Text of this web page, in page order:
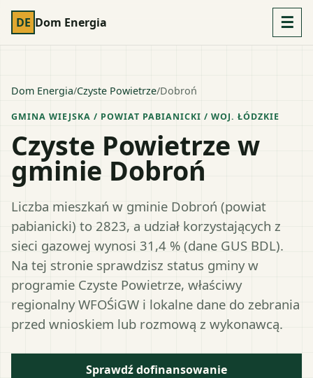
DE Dom Energia ☰
Dom Energia/Czyste Powietrze/Dobroń
GMINA WIEJSKA / POWIAT PABIANICKI / WOJ. ŁÓDZKIE
Czyste Powietrze w
gminie Dobroń
Liczba mieszkań w gminie Dobroń (powiat
pabianicki) to 2823, a udział korzystających z
sieci gazowej wynosi 31,4 % (dane GUS BDL).
Na tej stronie sprawdzisz status gminy w
programie Czyste Powietrze, właściwy
regionalny WFOŚiGW i lokalne dane do zebrania
przed wnioskiem lub rozmową z wykonawcą.
Sprawdź dofinansowanie